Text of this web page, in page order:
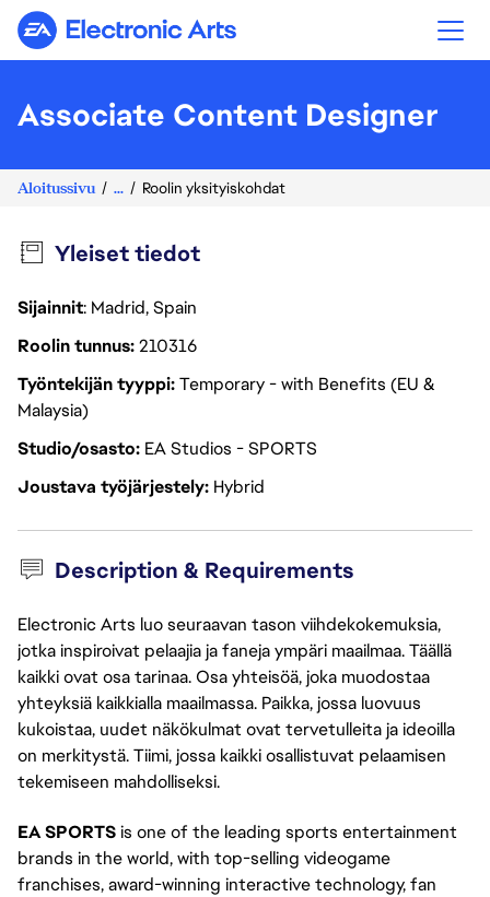
Electronic Arts
Associate Content Designer
Aloitussivu ... Roolin yksityiskohdat
Yleiset tiedot
Sijainnit: Madrid, Spain
Roolin tunnus210316
Työntekijän tyyppiTemporary - with Benefits (EU &
Malaysia)
Studio/osasto EA Studios - SPORTS
Joustava työjärjestely Hybrid
Description & Requirements
Electronic Arts luo seuraavan tason viihdekokemuksia,
jotka inspiroivat pelaajia ja faneja ympäri maailmaa. Täällä
kaikki ovat osa tarinaa. Osa yhteisöä, joka muodostaa
yhteyksiä kaikkialla maailmassa. Paikka, jossa luovuus
kukoistaa, uudet näkökulmat ovat tervetulleita ja ideoilla
on merkitystä. Tiimi, jossa kaikki osallistuvat pelaamisen
tekemiseen mahdolliseksi.
EA SPORTSis one of the leading sports entertainment
brands in the world, with top-selling videogame
franchises, award-winning interactive technology, fan